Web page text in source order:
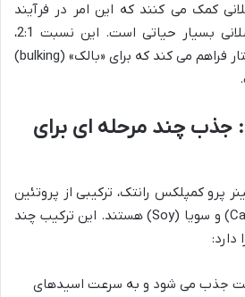
کمک می کنند که این امر در فرآیند
سنتز پروتئین و رشد عضلانی بسیار حیاتی است. این نسبت 2:1،
تعادلی را بین انرژی و ساختار فراهم می کند که برای «بالک» (bulking)
جذب چند مرحله ای برای
پرو کمپلکس رانتک، ترکیبی از پروتئین
وی (Whey)، کازئین (Casein) و سویا (Soy) هستند. این ترکیب چند
دارد:
جذب می شود و به سرعت اسیدهای